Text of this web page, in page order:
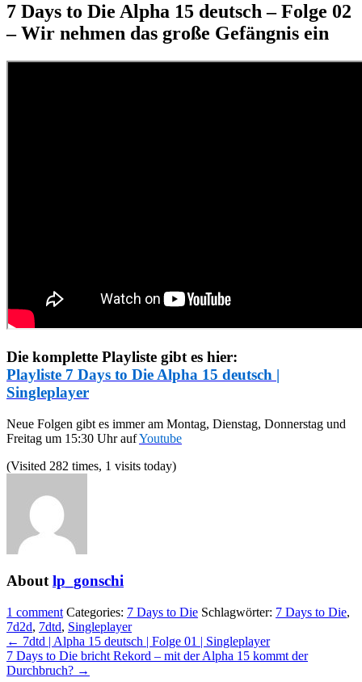
7 Days to Die Alpha 15 deutsch – Folge 02
– Wir nehmen das große Gefängnis ein
Die komplette Playliste gibt es hier:
Playliste 7 Days to Die Alpha 15 deutsch |
Singleplayer
Neue Folgen gibt es immer am Montag, Dienstag, Donnerstag und
Freitag um 15:30 Uhr aufYoutube
(Visited 282 times, 1 visits today)
Aboutlp_gonschi
1 comment Categories: 7 Days to Die Schlagwörter: 7 Days to Die,
7d2d, 7dtd, Singleplayer
← 7dtd | Alpha 15 deutsch | Folge 01 | Singleplayer
7 Days to Die bricht Rekord – mit der Alpha 15 kommt der
Durchbruch? →